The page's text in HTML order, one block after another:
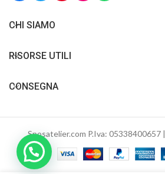
CHI SIAMO
RISORSE UTILI
CONSEGNA
Sposatelier.com P.Iva: 05338400657 |